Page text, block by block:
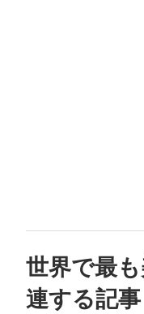
世界で最
連する記事